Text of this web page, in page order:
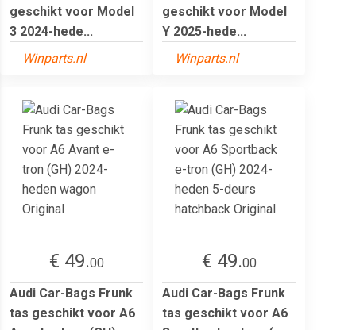
geschikt voor Model
3 2024-hede...
Winparts.nl
geschikt voor Model
Y 2025-hede...
Winparts.nl
€ 49.00
Audi Car-Bags Frunk
tas geschikt voor A6
€ 49.00
Audi Car-Bags Frunk
tas geschikt voor A6